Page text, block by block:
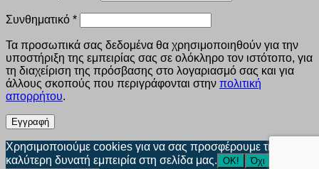
Συνθηματικό *Απαιτείται
Τα προσωπικά σας δεδομένα θα χρησιμοποιηθούν για την
υποστήριξη της εμπειρίας σας σε ολόκληρο τον ιστότοπο, για
τη διαχείριση της πρόσβασης στο λογαριασμό σας και για
άλλους σκοπούς που περιγράφονται στην πολιτική
απορρήτου.
Εγγραφή
Χρησιμοποιούμε cookies για να σας προσφέρουμε την
καλύτερη δυνατή εμπειρία στη σελίδα μας. ΟΚ! Όχι